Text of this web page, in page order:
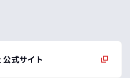
式サイト